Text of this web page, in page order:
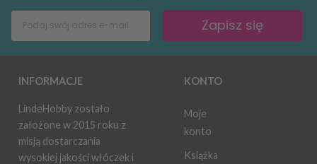
Zapisz się
INFORMACJE
LindeHobby zostało
założone w 2015 roku z
misją dostarczania
wysokiej jakości włóczek i
KONTO
Moje
konto
Książka